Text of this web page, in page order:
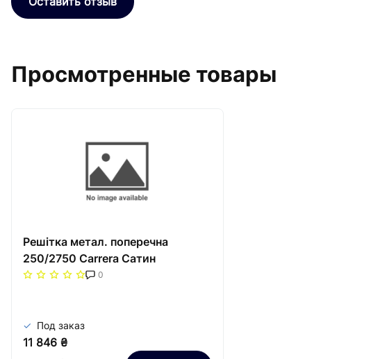
Просмотренные товары
Решітка метал. поперечна
250/2750 Carrera Сатин
0
Под заказ
11 846 ₴